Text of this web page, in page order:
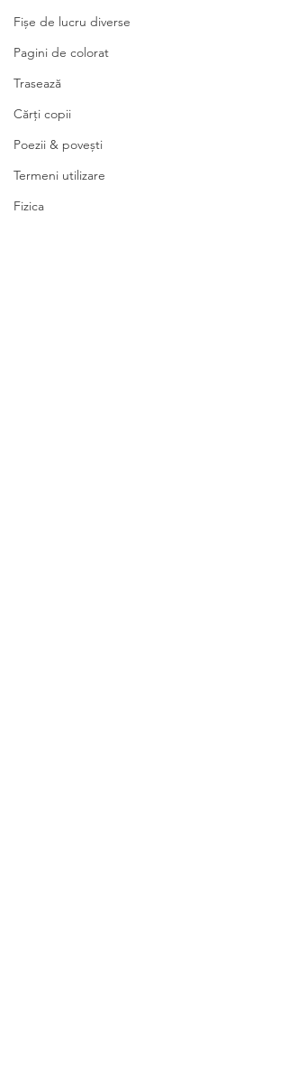
Fișe de lucru diverse
Pagini de colorat
Trasează
Cărți copii
Poezii & povești
Termeni utilizare
Fizica